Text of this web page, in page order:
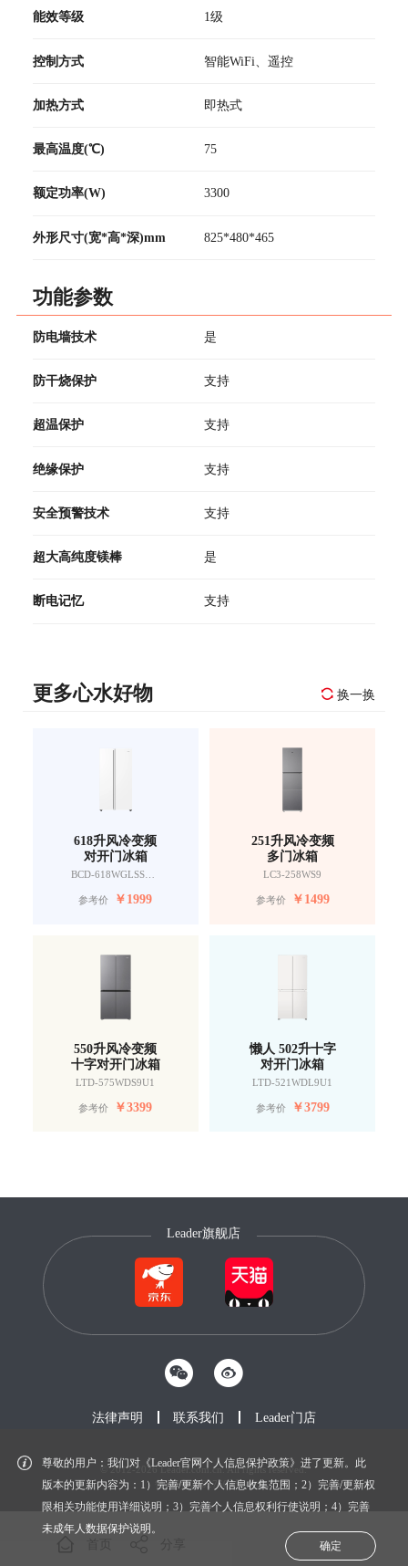
能效等级 1级
控制方式 智能WiFi、遥控
加热方式 即热式
最高温度(℃) 75
额定功率(W) 3300
外形尺寸(宽*高*深)mm 825*480*465
功能参数
防电墙技术 是
防干烧保护 支持
超温保护 支持
绝缘保护 支持
安全预警技术 支持
超大高纯度镁棒 是
断电记忆 支持
更多心水好物 换一换
618升风冷变频
对开门冰箱
BCD-618WGLSSEDW9
参考价 ￥1999
251升风冷变频
多门冰箱
LC3-258WS9
参考价 ￥1499
550升风冷变频
十字对开门冰箱
LTD-575WDS9U1
参考价 ￥3399
懒人 502升十字
对开门冰箱
LTD-521WDL9U1
参考价 ￥3799
尊敬的用户：我们对《Leader官网个人信息保护政策》进了更新。此
版本的更新内容为：1）完善/更新个人信息收集范围；2）完善/更新权
限相关功能使用详细说明；3）完善个人信息权利行使说明；4）完善
未成年人数据保护说明。
确定
Leader旗舰店
法律声明 联系我们 Leader门店
© 2012-2026 Leader.com.cn. All rights reserved.
鲁ICP备20027604号-1